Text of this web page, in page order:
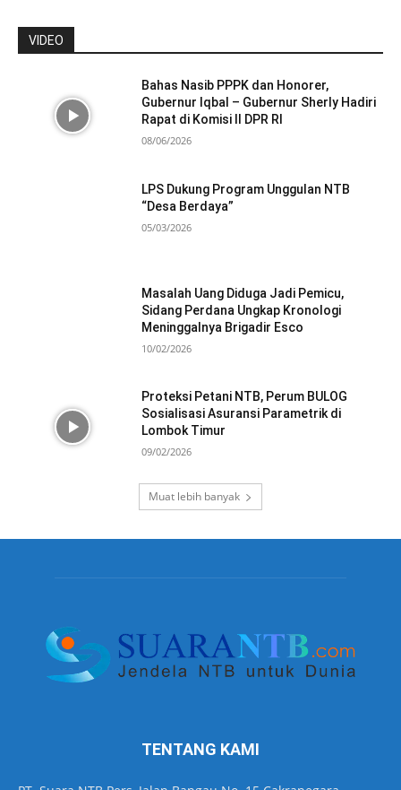
VIDEO
Bahas Nasib PPPK dan Honorer,
Gubernur Iqbal – Gubernur Sherly Hadiri
Rapat di Komisi II DPR RI
08/06/2026
LPS Dukung Program Unggulan NTB
“Desa Berdaya”
05/03/2026
Masalah Uang Diduga Jadi Pemicu,
Sidang Perdana Ungkap Kronologi
Meninggalnya Brigadir Esco
10/02/2026
Proteksi Petani NTB, Perum BULOG
Sosialisasi Asuransi Parametrik di
Lombok Timur
09/02/2026
Muat lebih banyak
TENTANG KAMI